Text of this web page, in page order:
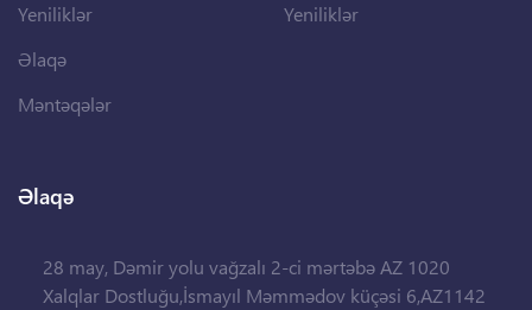
Yeniliklər
Əlaqə
Məntəqələr
Yeniliklər
Əlaqə
28 may, Dəmir yolu vağzalı 2-ci mərtəbə AZ 1020
Xalqlar Dostluğu,İsmayıl Məmmədov küçəsi 6,AZ1142